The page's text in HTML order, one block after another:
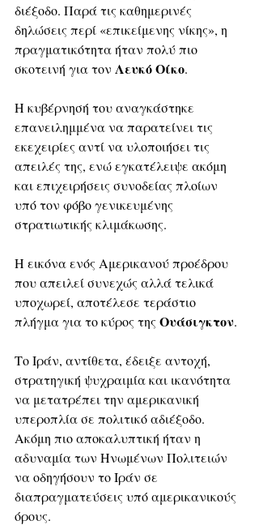
διέξοδο. Παρά τις καθημερινές
δηλώσεις περί «επικείμενης νίκης», η
πραγματικότητα ήταν πολύ πιο
σκοτεινή για τον Λευκό Οίκο.
Η κυβέρνησή του αναγκάστηκε
επανειλημμένα να παρατείνει τις
εκεχειρίες αντί να υλοποιήσει τις
απειλές της, ενώ εγκατέλειψε ακόμη
και επιχειρήσεις συνοδείας πλοίων
υπό τον φόβο γενικευμένης
στρατιωτικής κλιμάκωσης.
Η εικόνα ενός Αμερικανού προέδρου
που απειλεί συνεχώς αλλά τελικά
υποχωρεί, αποτέλεσε τεράστιο
πλήγμα για το κύρος της Ουάσιγκτον.
Το Ιράν, αντίθετα, έδειξε αντοχή,
στρατηγική ψυχραιμία και ικανότητα
να μετατρέπει την αμερικανική
υπεροπλία σε πολιτικό αδιέξοδο.
Ακόμη πιο αποκαλυπτική ήταν η
αδυναμία των Ηνωμένων Πολιτειών
να οδηγήσουν το Ιράν σε
διαπραγματεύσεις υπό αμερικανικούς
όρους.